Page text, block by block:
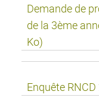
Demande de
de la 3ème
Ko)
Enquête